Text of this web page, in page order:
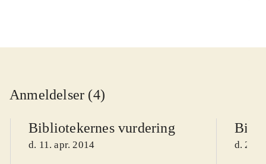
Anmeldelser (4)
Bibliotekernes vurdering
d. 11. apr. 2014 d. 23.